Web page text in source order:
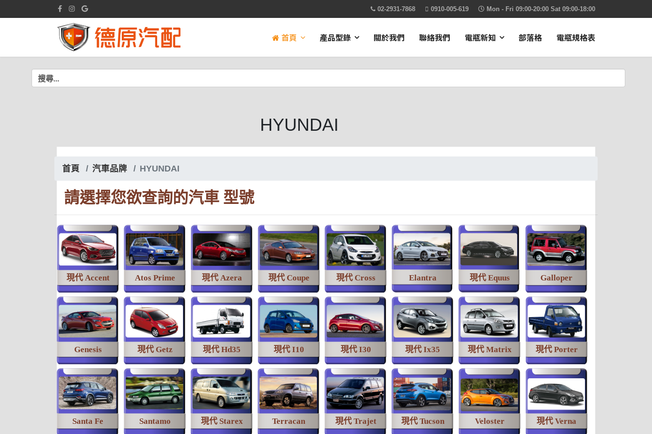
02-2931-7868 0910-005-619 Mon - Fri 09:00-20:00 Sat 09:00-18:00
首頁 產品型錄 關於我們 聯絡我們 電瓶新知 部落格 電瓶規格表
HYUNDAI
首頁 汽車品牌 HYUNDAI
請選擇您欲查詢的汽車 型號
現代 Accent Atos Prime 現代 Azera 現代 Coupe 現代 Cross Elantra 現代 Equus Galloper
Genesis 現代 Getz 現代 Hd35 現代 I10 現代 I30 現代 Ix35 現代 Matrix 現代 Porter
Santa Fe Santamo 現代 Starex Terracan 現代 Trajet 現代 Tucson Veloster 現代 Verna